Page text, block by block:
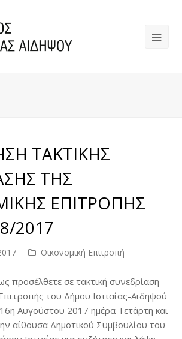
ΤΑΚΤΙΚΗΣ
ΤΗΣ
ΕΠΙΤΡΟΠΗΣ
2017
Οικονομική Επιτροπή
προσέλθετε σε τακτική συνεδρίαση
του Δήμου Ιστιαίας-Αιδηψού
Αυγούστου 2017 ημέρα Τετάρτη και
αίθουσα Δημοτικού Συμβουλίου του